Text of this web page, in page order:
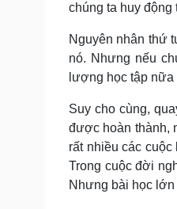
chúng ta huy động
Nguyên nhân thứ
nó. Nhưng nếu
lượng học tập
Suy cho cùng,
được hoàn thành,
rất nhiều các
Trong cuộc đời
Nhưng bài học lớn